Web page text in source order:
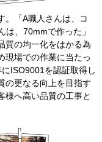
。「A職人さんは、コ
は、70mmで作った」
質の均一化をはかる為
現場での作業に当たっ
ISO9001を認証取得し
の更なる向上を目指す
様へ高い品質の工事と